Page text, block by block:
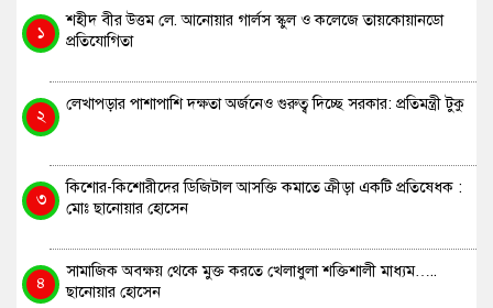
১
শহীদ বীর উত্তম লে. আনোয়ার গার্লস স্কুল ও কলেজে তায়কোয়ানডো
প্রতিযোগিতা
২
লেখাপড়ার পাশাপাশি দক্ষতা অর্জনেও গুরুত্ব দিচ্ছে সরকার: প্রতিমন্ত্রী টুকু
৩
কিশোর-কিশোরীদের ডিজিটাল আসক্তি কমাতে ক্রীড়া একটি প্রতিষেধক :
মোঃ ছানোয়ার হোসেন
৪
সামাজিক অবক্ষয় থেকে মুক্ত করতে খেলাধুলা শক্তিশালী মাধ্যম…..
ছানোয়ার হোসেন